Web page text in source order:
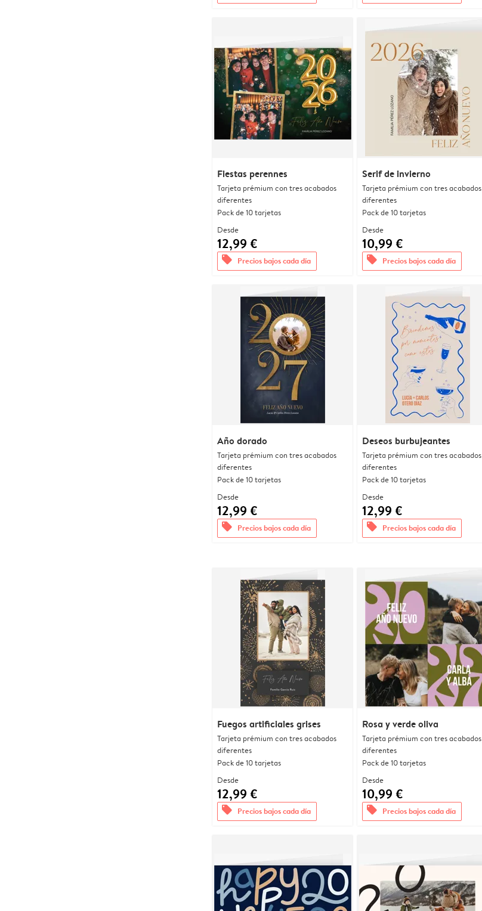
Fiestas perennes
Tarjeta prémium con tres acabados
diferentes
Pack de 10 tarjetas
Desde
12,99 €
offers Precios bajos cada día
Serif de invierno
Tarjeta prémium con tres acabados
diferentes
Pack de 10 tarjetas
Desde
10,99 €
offers Precios bajos cada día
Año dorado
Tarjeta prémium con tres acabados
diferentes
Pack de 10 tarjetas
Desde
12,99 €
offers Precios bajos cada día
Deseos burbujeantes
Tarjeta prémium con tres acabados
diferentes
Pack de 10 tarjetas
Desde
12,99 €
offers Precios bajos cada día
Fuegos artificiales grises
Tarjeta prémium con tres acabados
diferentes
Pack de 10 tarjetas
Desde
12,99 €
offers Precios bajos cada día
Rosa y verde oliva
Tarjeta prémium con tres acabados
diferentes
Pack de 10 tarjetas
Desde
10,99 €
offers Precios bajos cada día